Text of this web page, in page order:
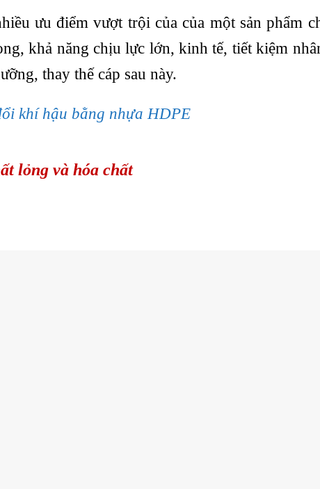
ưu điểm vượt trội của của một sản phẩm
khả năng chịu lực lớn, kinh tế, tiết kiệm
thay thế cáp sau này.
khí hậu bằng nhựa HDPE
lỏng và hóa chất